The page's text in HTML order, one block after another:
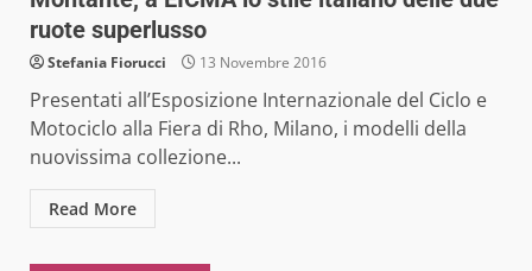
ruote superlusso
Stefania Fiorucci 13 Novembre 2016
Presentati all’Esposizione Internazionale del Ciclo e
Motociclo alla Fiera di Rho, Milano, i modelli della
nuovissima collezione...
Read More